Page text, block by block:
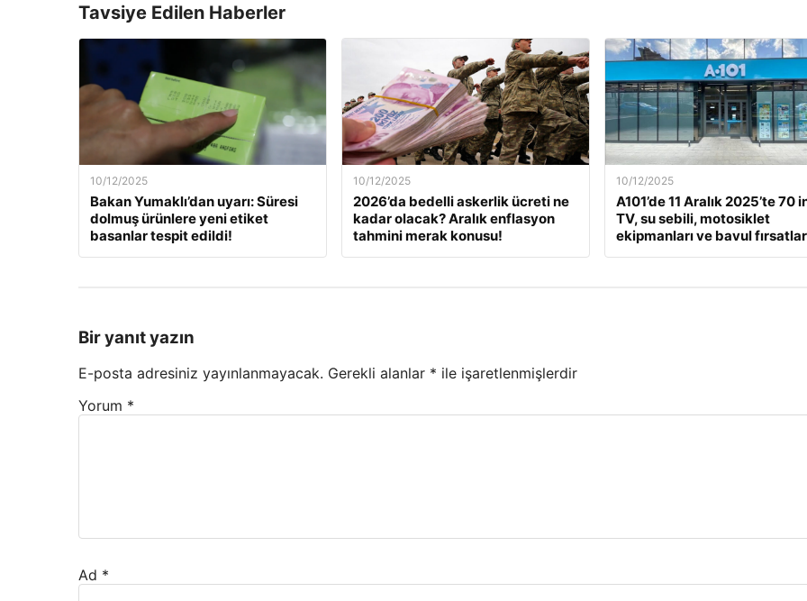
Tavsiye Edilen Haberler
10/12/2025
Bakan Yumaklı’dan uyarı: Süresi
dolmuş ürünlere yeni etiket
basanlar tespit edildi!
10/12/2025
2026’da bedelli askerlik ücreti ne
kadar olacak? Aralık enflasyon
tahmini merak konusu!
10/12/2025
A101’de 11 Aralık 2025’te 70
TV, su sebili, motosiklet
ekipmanları ve bavul
Bir yanıt yazın
E-posta adresiniz yayınlanmayacak. Gerekli alanlar * ile işaretlenmişlerdir
Yorum *
Ad *